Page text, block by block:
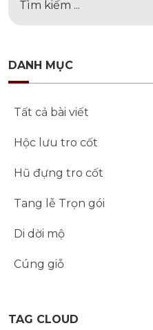
DANH MỤC
Tất cả bài viết
Hộc lưu tro cốt
Hũ đựng tro cốt
Tang lễ Trọn gói
Di dời mộ
Cúng giỗ
TAG CLOUD